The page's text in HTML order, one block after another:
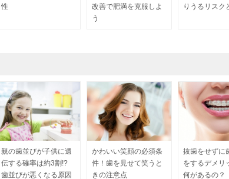
性
改善で肥満を克服しよ
う
りうるリス
親の歯並びが子供に遺
伝する確率は約3割!?
歯並びが悪くなる原因
かわいい笑顔の必須条
件！歯を見せて笑うと
きの注意点
抜歯をせずに
をするデメリ
何があるの？